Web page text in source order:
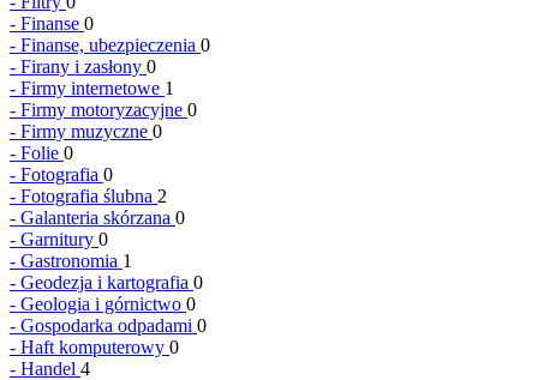
- Finanse 0
- Finanse, ubezpieczenia 0
- Firany i zasłony 0
- Firmy internetowe 1
- Firmy motoryzacyjne 0
- Firmy muzyczne 0
- Folie 0
- Fotografia 0
- Fotografia ślubna 2
- Galanteria skórzana 0
- Garnitury 0
- Gastronomia 1
- Geodezja i kartografia 0
- Geologia i górnictwo 0
- Gospodarka odpadami 0
- Haft komputerowy 0
- Handel 4